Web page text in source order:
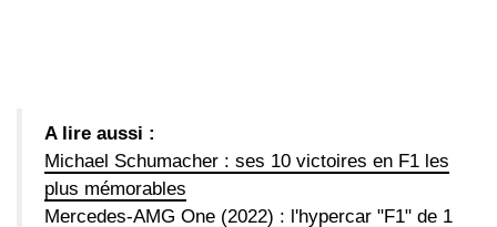
A lire aussi :
Michael Schumacher : ses 10 victoires en F1 les
plus mémorables
Mercedes-AMG One (2022) : l'hypercar "F1" de 1